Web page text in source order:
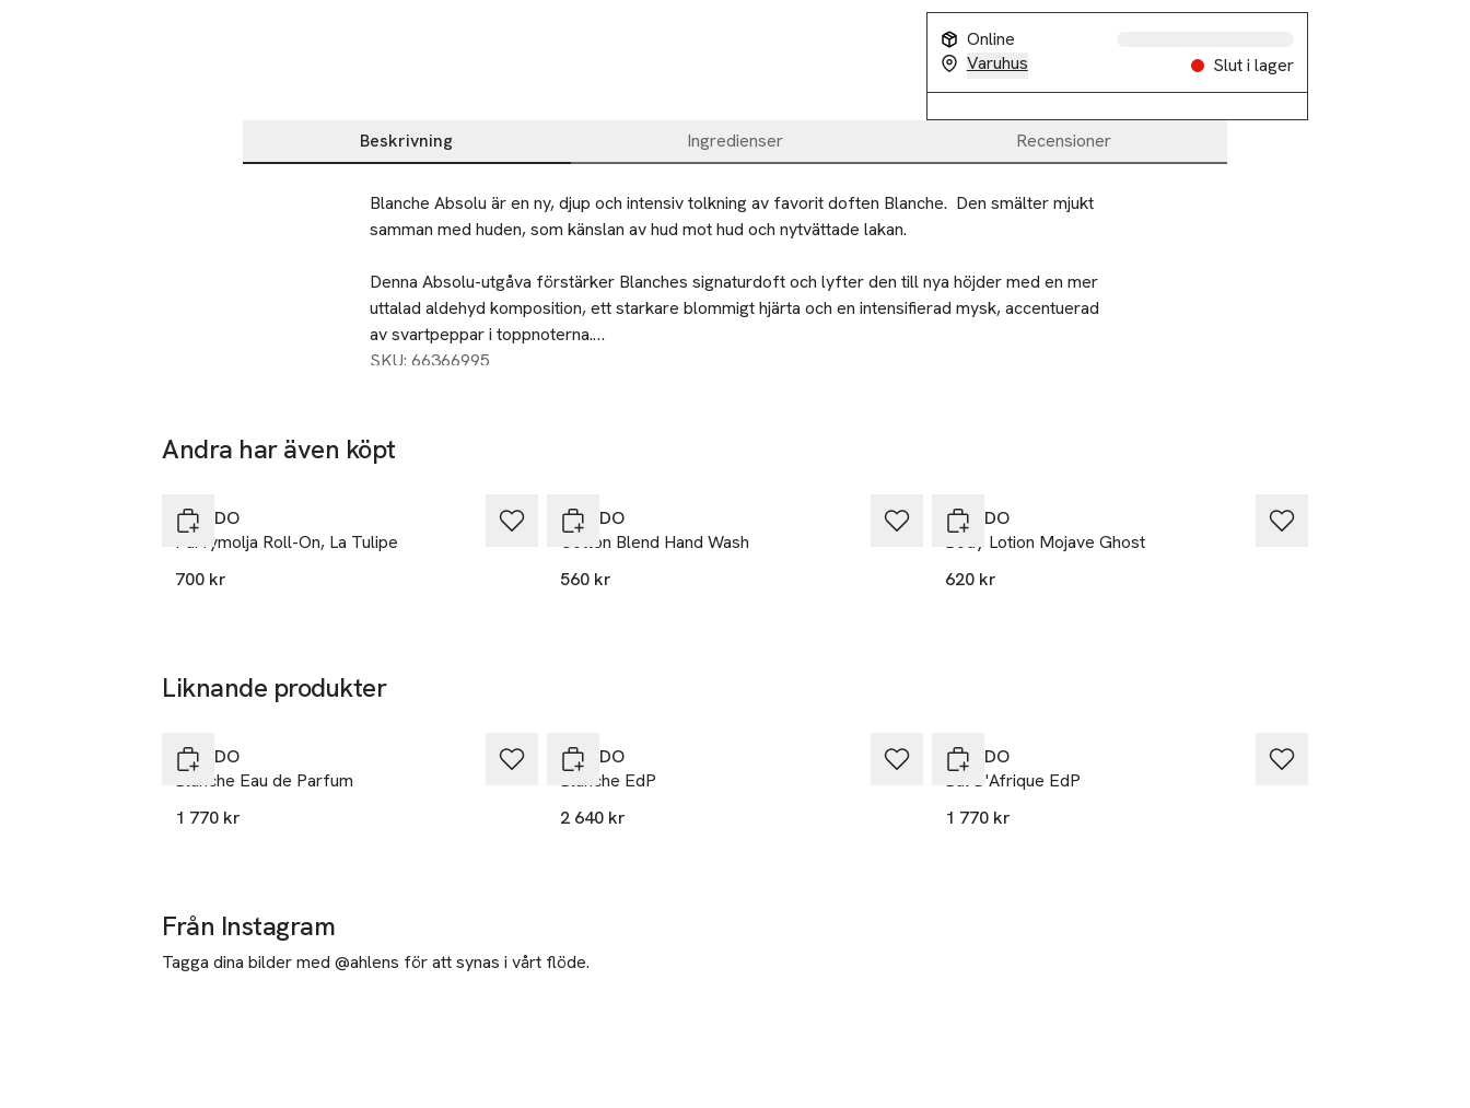
Online
Varuhus
Slut i lager
Beskrivning Ingredienser Recensioner
Beskrivning
Blanche Absolu är en ny, djup och intensiv tolkning av favorit doften Blanche.  Den smälter mjukt
samman med huden, som känslan av hud mot hud och nytvättade lakan.
Denna Absolu-utgåva förstärker Blanches signaturdoft och lyfter den till nya höjder med en mer
uttalad aldehyd komposition, ett starkare blommigt hjärta och en intensifierad mysk, accentuerad
av svartpeppar i toppnoterna.
SKU: 66366995
Andra har även köpt
BYREDO
Parfymolja Roll-On, La Tulipe
700 kr
BYREDO
Cotton Blend Hand Wash
560 kr
BYREDO
Body Lotion Mojave Ghost
620 kr
Liknande produkter
BYREDO
Blanche Eau de Parfum
1 770 kr
BYREDO
Blanche EdP
2 640 kr
BYREDO
Bal D'Afrique EdP
1 770 kr
Från Instagram
Tagga dina bilder med @ahlens för att synas i vårt flöde.